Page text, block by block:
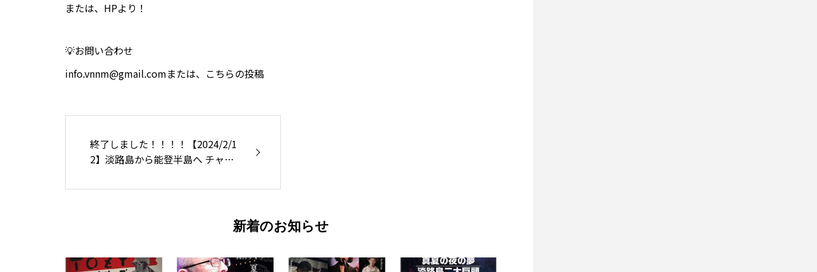
または、HPより！
💡お問い合わせ
info.vnnm@gmail.comまたは、こちらの投稿
終了しました！！！！【2024/2/1
2】淡路島から能登半島へ チャリ
新着のお知らせ